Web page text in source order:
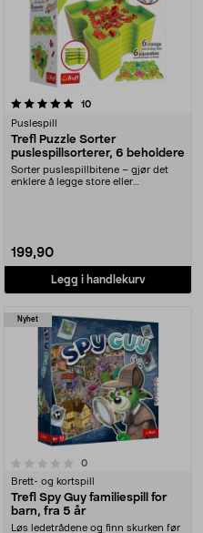
10anmeldelser
Puslespill
Trefl Puzzle Sorter
puslespillsorterer, 6 beholdere
Sorter puslespillbitene – gjør det
enklere å legge store eller
199,90
Legg i handlekurv
Nyhet
0anmeldelser
Brett- og kortspill
Trefl Spy Guy familiespill for
barn, fra 5 år
Løs ledetrådene og finn skurken før